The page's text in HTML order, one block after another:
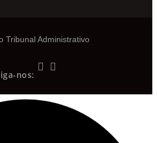
Tribunal Administrativo
nos: